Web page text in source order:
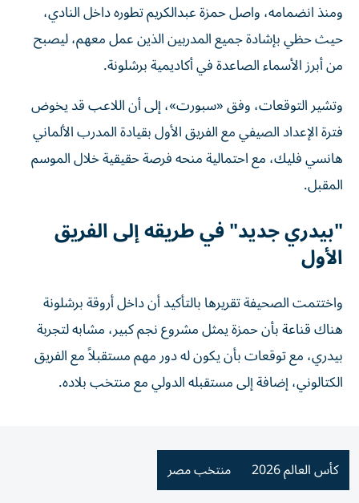
ومنذ انضمامه، واصل حمزة عبدالكريم تطوره داخل النادي،
حيث حظي بإشادة جميع المدربين الذين عمل معهم، ليصبح
من أبرز الأسماء الصاعدة في أكاديمية برشلونة.
وتشير التوقعات، وفق «سبورت»، إلى أن اللاعب قد يخوض
فترة الإعداد الصيفي مع الفريق الأول بقيادة المدرب الألماني
هانسي فليك، مع احتمالية منحه فرصة حقيقية خلال الموسم
المقبل.
"بيدري جديد" في طريقه إلى الفريق
الأول
واختتمت الصحيفة تقريرها بالتأكيد أن داخل أروقة برشلونة
هناك قناعة بأن حمزة يمثل مشروع نجم كبير، مشابه لتجربة
بيدري، مع توقعات بأن يكون له دور مهم مستقبلاً مع الفريق
الكتالوني، إضافة إلى مستقبله الدولي مع منتخب بلاده.
كأس العالم 2026 منتخب مصر